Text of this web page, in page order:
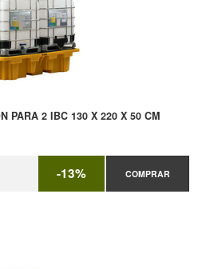
PARA 2 IBC 130 X 220 X 50 CM
-13% COMPRAR